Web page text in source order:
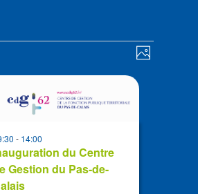
de
Photo
du Centre
Gestion du Pas-de-
- 14:00